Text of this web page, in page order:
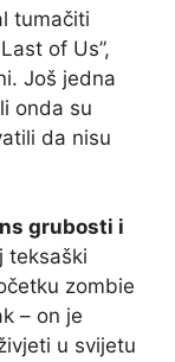
tumačiti
of Us”,
Još jedna
onda su
da nisu
grubosti i
teksaški
zombie
– on je
u svijetu